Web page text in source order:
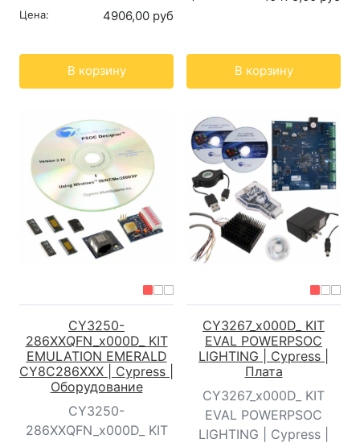
Цена: 4906,00 руб
В корзину В корзину
CY3250-
286XXQFN_x000D_ KIT
EMULATION EMERALD
CY8C286XXX | Cypress |
Оборудование
CY3250-
286XXQFN_x000D_ KIT
CY3267_x000D_ KIT
EVAL POWERPSOC
LIGHTING | Cypress |
Плата
CY3267_x000D_ KIT
EVAL POWERPSOC
LIGHTING | Cypress |